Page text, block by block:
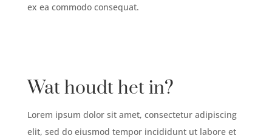
ex ea commodo consequat.
Wat houdt het in?
Lorem ipsum dolor sit amet, consectetur adipiscing
elit, sed do eiusmod tempor incididunt ut labore et